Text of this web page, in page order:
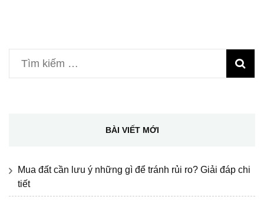
Tìm
kiếm
BÀI VIẾT MỚI
Mua đất cần lưu ý những gì để tránh rủi ro? Giải đáp chi
tiết